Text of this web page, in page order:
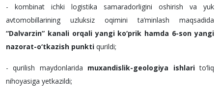
- kombinat ichki logistika samaradorligini oshirish va yuk
avtomobillarining uzluksiz oqimini ta’minlash maqsadida
“Dalvarzin” kanali orqali yangi ko‘prik hamda 6-son yangi
nazorat-o‘tkazish punkti qurildi;
- qurilish maydonlarida muxandislik-geologiya ishlarito‘liq
nihoyasiga yetkazildi;